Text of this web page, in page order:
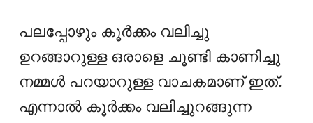
പലപ്പോഴും കൂർക്കം വലിച്ചു
ഉറങ്ങാറുള്ള ഒരാളെ ചൂണ്ടി കാണിച്ചു
നമ്മൾ പറയാറുള്ള വാചകമാണ് ഇത്.
എന്നാൽ കൂർക്കം വലിച്ചുറങ്ങുന്ന